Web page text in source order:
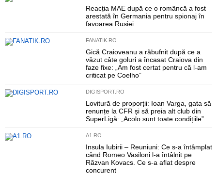
Reacția MAE după ce o româncă a fost
arestată în Germania pentru spionaj în
favoarea Rusiei
FANATIK.RO
Gică Craioveanu a răbufnit după ce a
văzut câte goluri a încasat Craiova din
faze fixe: „Am fost certat pentru că l-am
criticat pe Coelho”
DIGISPORT.RO
Lovitură de proporții: Ioan Varga, gata să
renunțe la CFR și să preia alt club din
SuperLigă: „Acolo sunt toate condițiile”
A1.RO
Insula Iubirii – Reuniuni: Ce s-a întâmplat
când Romeo Vasiloni l-a întâlnit pe
Răzvan Kovacs. Ce s-a aflat despre
concurent